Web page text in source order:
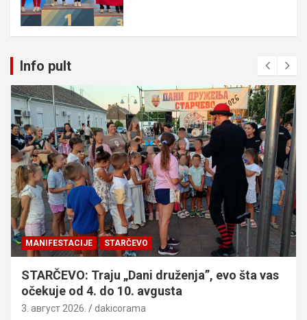
Info pult
MANIFESTACIJE STARČEVO
STARČEVO: Traju „Dani druženja”, evo šta vas
očekuje od 4. do 10. avgusta
3. август 2026. dakicorama